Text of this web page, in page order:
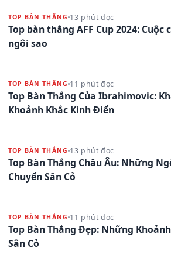
TOP BÀN THẮNG 13 phút đọc
Top bàn thắng AFF Cup 2024: Cuộc
ngôi sao
TOP BÀN THẮNG 11 phút đọc
Top Bàn Thắng Của Ibrahimovic:
Khoảnh Khắc Kinh Điển
TOP BÀN THẮNG 13 phút đọc
Top Bàn Thắng Châu Âu: Những
Chuyển Sân Cỏ
TOP BÀN THẮNG 11 phút đọc
Top Bàn Thắng Đẹp: Những
Sân Cỏ